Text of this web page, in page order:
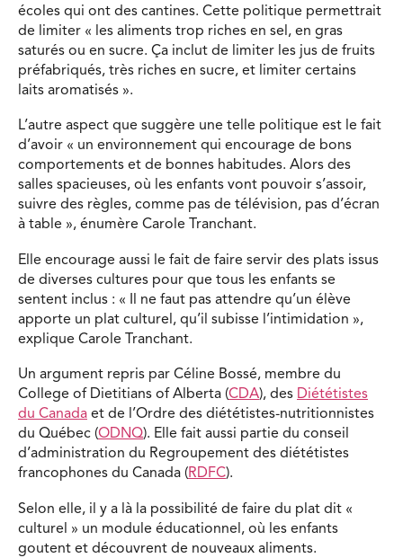
écoles qui ont des cantines. Cette politique permettrait
de limiter « les aliments trop riches en sel, en gras
saturés ou en sucre. Ça inclut de limiter les jus de fruits
préfabriqués, très riches en sucre, et limiter certains
laits aromatisés ».
L’autre aspect que suggère une telle politique est le fait
d’avoir « un environnement qui encourage de bons
comportements et de bonnes habitudes. Alors des
salles spacieuses, où les enfants vont pouvoir s’assoir,
suivre des règles, comme pas de télévision, pas d’écran
à table », énumère Carole Tranchant.
Elle encourage aussi le fait de faire servir des plats issus
de diverses cultures pour que tous les enfants se
sentent inclus : « Il ne faut pas attendre qu’un élève
apporte un plat culturel, qu’il subisse l’intimidation »,
explique Carole Tranchant.
Un argument repris par Céline Bossé, membre du
College of Dietitians of Alberta (CDA), des Diététistes
du Canada et de l’Ordre des diététistes-nutritionnistes
du Québec (ODNQ). Elle fait aussi partie du conseil
d’administration du Regroupement des diététistes
francophones du Canada (RDFC).
Selon elle, il y a là la possibilité de faire du plat dit «
culturel » un module éducationnel, où les enfants
goutent et découvrent de nouveaux aliments.